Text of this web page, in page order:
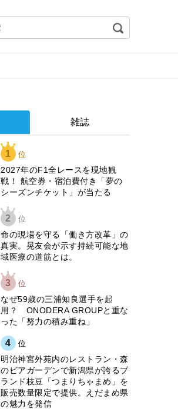
雑誌
1 位
2027年のF1全レースを現地観
戦！ 航空券・宿泊費付き「夢の
シーズンチケット」が当たる
2 位
​命の現場を守る「働き方改革」の
真実。晃友会が示す持続可能な地
域医療の道筋とは。
3 位
なぜ59歳の三浦知良選手を起
用？ ONODERA GROUPと重な
った「努力の積み重ね」
4 位
明治神宮外苑内のレストラン・森
のビアガーデンで新潟県が誇るブ
ランド枝豆「つまりちゃまめ」を
販売数量限定で提供。えだまめ県
の魅力を発信